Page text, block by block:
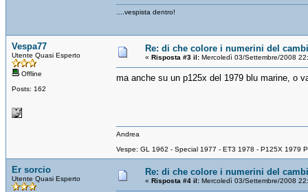
....vespista dentro!
Vespa77
Utente Quasi Esperto
Offline
Posts: 162
Re: di che colore i numerini del
« Risposta #3 il: Mercoledì 03/Settembre/2008
ma anche su un p125x del 1979 blu marine, o
Andrea
Vespe: GL 1962 - Special 1977 - ET3 1978 - P125X 1979
Er sorcio
Utente Quasi Esperto
Re: di che colore i numerini del
« Risposta #4 il: Mercoledì 03/Settembre/2008